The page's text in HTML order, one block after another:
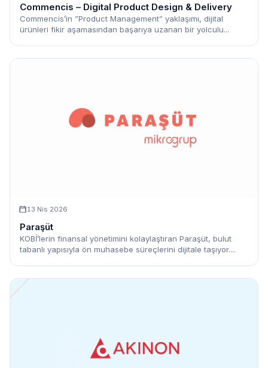
Commencis – Digital Product Design & Delivery
Commencis’in ”Product Management” yaklaşımı, dijital
ürünleri fikir aşamasından başarıya uzanan bir yolculu...
13 Nis 2026
Paraşüt
KOBİ’lerin finansal yönetimini kolaylaştıran Paraşüt, bulut
tabanlı yapısıyla ön muhasebe süreçlerini dijitale taşıyor....